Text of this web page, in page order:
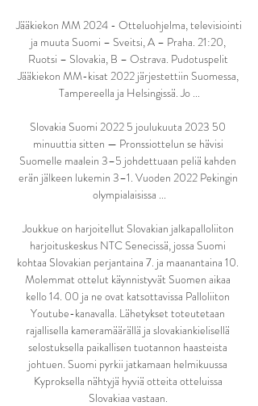
Jääkiekon MM 2024 - Otteluohjelma, televisiointi
ja muuta Suomi – Sveitsi, A – Praha. 21:20,
Ruotsi – Slovakia, B – Ostrava. Pudotuspelit
Jääkiekon MM-kisat 2022 järjestettiin Suomessa,
Tampereella ja Helsingissä. Jo ...
Slovakia Suomi 2022 5 joulukuuta 2023 50
minuuttia sitten — Pronssiottelun se hävisi
Suomelle maalein 3–5 johdettuaan peliä kahden
erän jälkeen lukemin 3–1. Vuoden 2022 Pekingin
olympialaisissa ...
Joukkue on harjoitellut Slovakian jalkapalloliiton
harjoituskeskus NTC Senecissä, jossa Suomi
kohtaa Slovakian perjantaina 7. ja maanantaina 10.
Molemmat ottelut käynnistyvät Suomen aikaa
kello 14. 00 ja ne ovat katsottavissa Palloliiton
Youtube-kanavalla. Lähetykset toteutetaan
rajallisella kameramäärällä ja slovakiankielisellä
selostuksella paikallisen tuotannon haasteista
johtuen. Suomi pyrkii jatkamaan helmikuussa
Kyproksella nähtyjä hyviä otteita otteluissa
Slovakiaa vastaan.